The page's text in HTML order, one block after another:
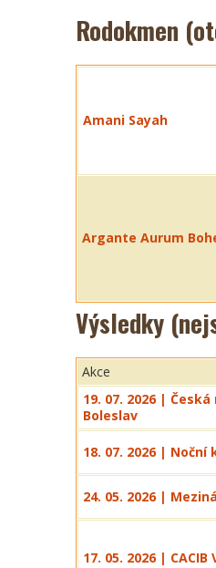
Rodokmen
Amani Sayah
Argante Aurum
Výsledky
Akce
19. 07. 2026 |
Boleslav
18. 07. 2026 |
24. 05. 2026 |
17. 05. 2026 |